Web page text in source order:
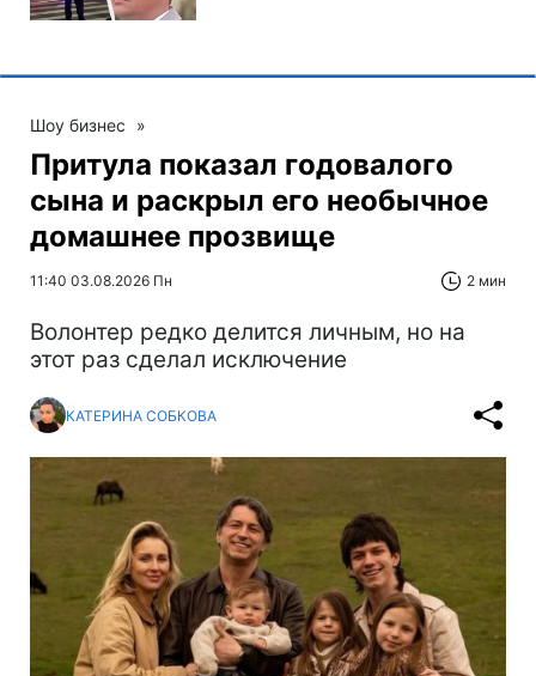
Шоу бизнес »
Притула показал годовалого
сына и раскрыл его необычное
домашнее прозвище
11:40 03.08.2026 Пн 2 мин
Волонтер редко делится личным, но на
этот раз сделал исключение
КАТЕРИНА СОБКОВА